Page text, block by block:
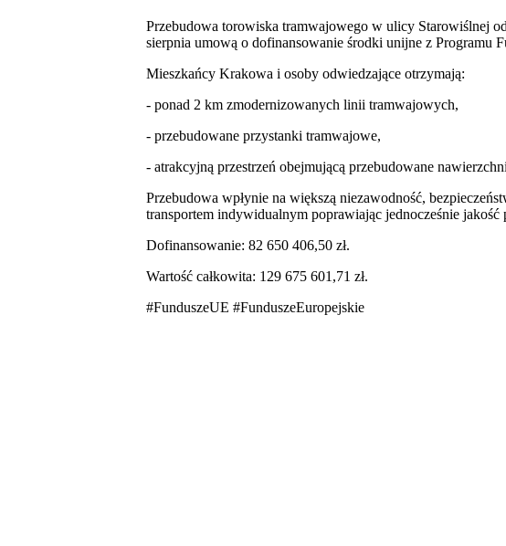
Przebudowa torowiska tramwajowego w ulicy Starowiślnej
sierpnia umową o dofinansowanie środki unijne z Programu
Mieszkańcy Krakowa i osoby odwiedzające otrzymają:
- ponad 2 km zmodernizowanych linii tramwajowych,
- przebudowane przystanki tramwajowe,
- atrakcyjną przestrzeń obejmującą przebudowane
Przebudowa wpłynie na większą niezawodność,
transportem indywidualnym poprawiając jednocześnie jakość
Dofinansowanie: 82 650 406,50 zł.
Wartość całkowita: 129 675 601,71 zł.
#FunduszeUE #FunduszeEuropejskie